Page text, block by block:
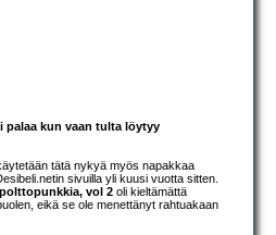
palaa kun vaan tulta löytyy
tätä nykyä myös napakkaa
sivuilla yli kuusi vuotta sitten.
vol 2 oli kieltämättä
eikä se ole menettänyt rahtuakaan